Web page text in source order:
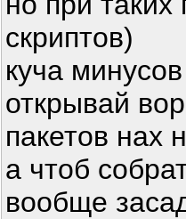
скриптов)
куча
открывай
пакетов нах
а чтоб
вообще